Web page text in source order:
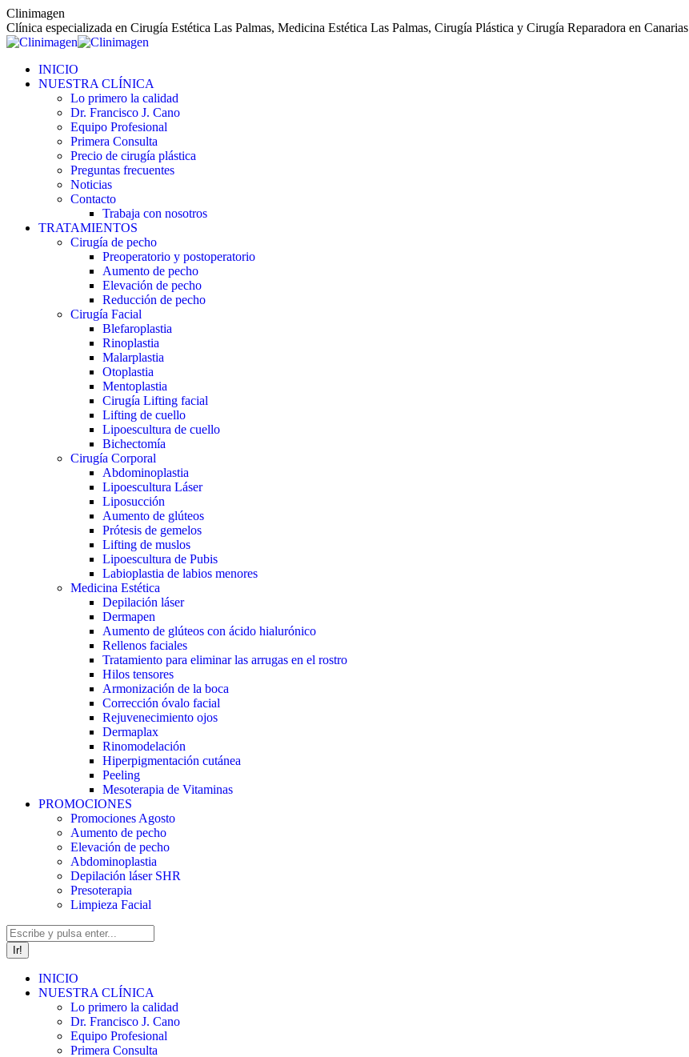
Saltar
al
contenido
Clinimagen
Clínica especializada en Cirugía Estética Las Palmas, Medicina Estética Las Palmas, Cirugía Plástica y Cirugía Reparadora en Canarias
INICIO
NUESTRA CLÍNICA
Lo primero la calidad
Dr. Francisco J. Cano
Equipo Profesional
Primera Consulta
Precio de cirugía plástica
Preguntas frecuentes
Noticias
Contacto
Trabaja con nosotros
TRATAMIENTOS
Cirugía de pecho
Preoperatorio y postoperatorio
Aumento de pecho
Elevación de pecho
Reducción de pecho
Cirugía Facial
Blefaroplastia
Rinoplastia
Malarplastia
Otoplastia
Mentoplastia
Cirugía Lifting facial
Lifting de cuello
Lipoescultura de cuello
Bichectomía
Cirugía Corporal
Abdominoplastia
Lipoescultura Láser
Liposucción
Aumento de glúteos
Prótesis de gemelos
Lifting de muslos
Lipoescultura de Pubis
Labioplastia de labios menores
Medicina Estética
Depilación láser
Dermapen
Aumento de glúteos con ácido hialurónico
Rellenos faciales
Tratamiento para eliminar las arrugas en el rostro
Hilos tensores
Armonización de la boca
Corrección óvalo facial
Rejuvenecimiento ojos
Dermaplax
Rinomodelación
Hiperpigmentación cutánea
Peeling
Mesoterapia de Vitaminas
PROMOCIONES
Promociones Agosto
Aumento de pecho
Elevación de pecho
Abdominoplastia
Depilación láser SHR
Presoterapia
Limpieza Facial
Buscar:
INICIO
NUESTRA CLÍNICA
Lo primero la calidad
Dr. Francisco J. Cano
Equipo Profesional
Primera Consulta